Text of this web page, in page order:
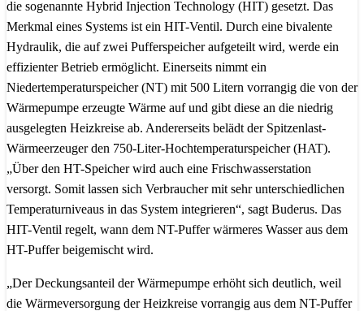
die sogenannte Hybrid Injection Technology (HIT) gesetzt. Das
Merkmal eines Systems ist ein HIT-Ventil. Durch eine bivalente
Hydraulik, die auf zwei Pufferspeicher aufgeteilt wird, werde ein
effizienter Betrieb ermöglicht. Einerseits nimmt ein
Niedertemperaturspeicher (NT) mit 500 Litern vorrangig die von der
Wärmepumpe erzeugte Wärme auf und gibt diese an die niedrig
ausgelegten Heizkreise ab. Andererseits belädt der Spitzenlast-
Wärmeerzeuger den 750-Liter-Hochtemperaturspeicher (HAT).
„Über den HT-Speicher wird auch eine Frischwasserstation
versorgt. Somit lassen sich Verbraucher mit sehr unterschiedlichen
Temperaturniveaus in das System integrieren“, sagt Buderus. Das
HIT-Ventil regelt, wann dem NT-Puffer wärmeres Wasser aus dem
HT-Puffer beigemischt wird.
„Der Deckungsanteil der Wärmepumpe erhöht sich deutlich, weil
die Wärmeversorgung der Heizkreise vorrangig aus dem NT-Puffer